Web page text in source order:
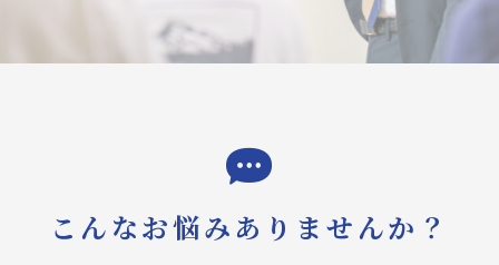
微弱電流治療機器によるバネ指治療の新たな
微弱電流を用いた整体治療体験会のご案内
お問い合わせ・資料請求
こんなお悩みありませんか？